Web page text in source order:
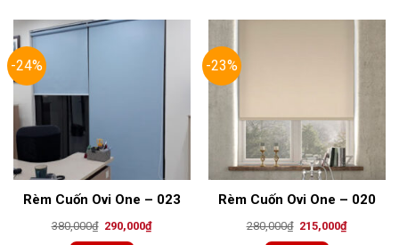
-24%
Rèm Cuốn Ovi One – 023
380,000₫ Original
price
290,000₫Current
-23%
Rèm Cuốn Ovi One – 020
280,000₫ Original
price
215,000₫Current